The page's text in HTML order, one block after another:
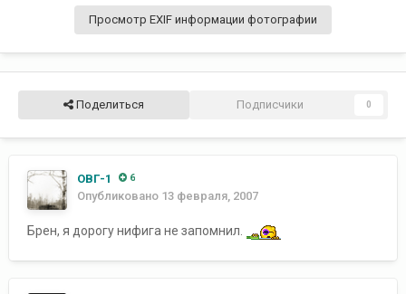
Просмотр EXIF информации фотографии
Поделиться Подписчики 0
ОВГ-1 6
Опубликовано 13 февраля, 2007
Брен, я дорогу нифига не запомнил.